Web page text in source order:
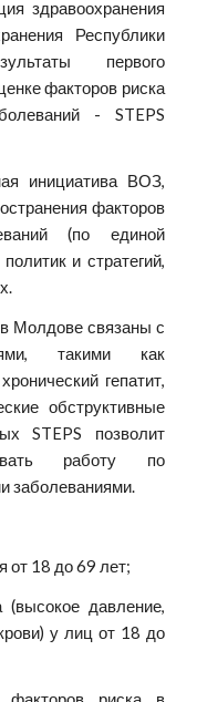
здравоохранения
Республики
первого
факторов риска
- STEPS
инициатива ВОЗ,
факторов
(по единой
и стратегий,
Молдове связаны с
такими как
гепатит,
обструктивные
STEPS позволит
работу по
заболеваниями.
от 18 до 69 лет;
давление,
у лиц от 18 до